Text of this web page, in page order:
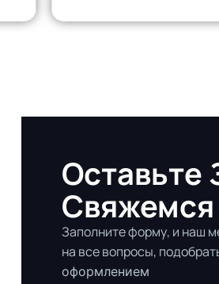
Оставьте
Заполните форму, и наш
на все вопросы,
оформлением